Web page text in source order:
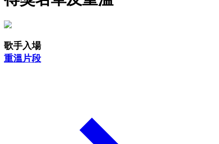
歌手入場
重溫片段